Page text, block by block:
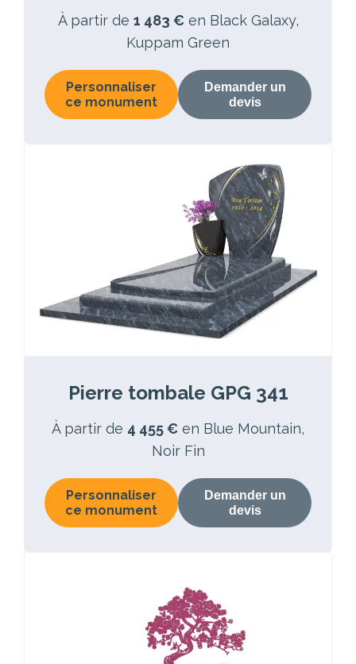
À partir de 1 483 € en Black Galaxy,
Kuppam Green
Personnaliser
ce monument
Demander un
devis
Pierre tombale GPG 341
À partir de 4 455 € en Blue Mountain,
Noir Fin
Personnaliser
ce monument
Demander un
devis